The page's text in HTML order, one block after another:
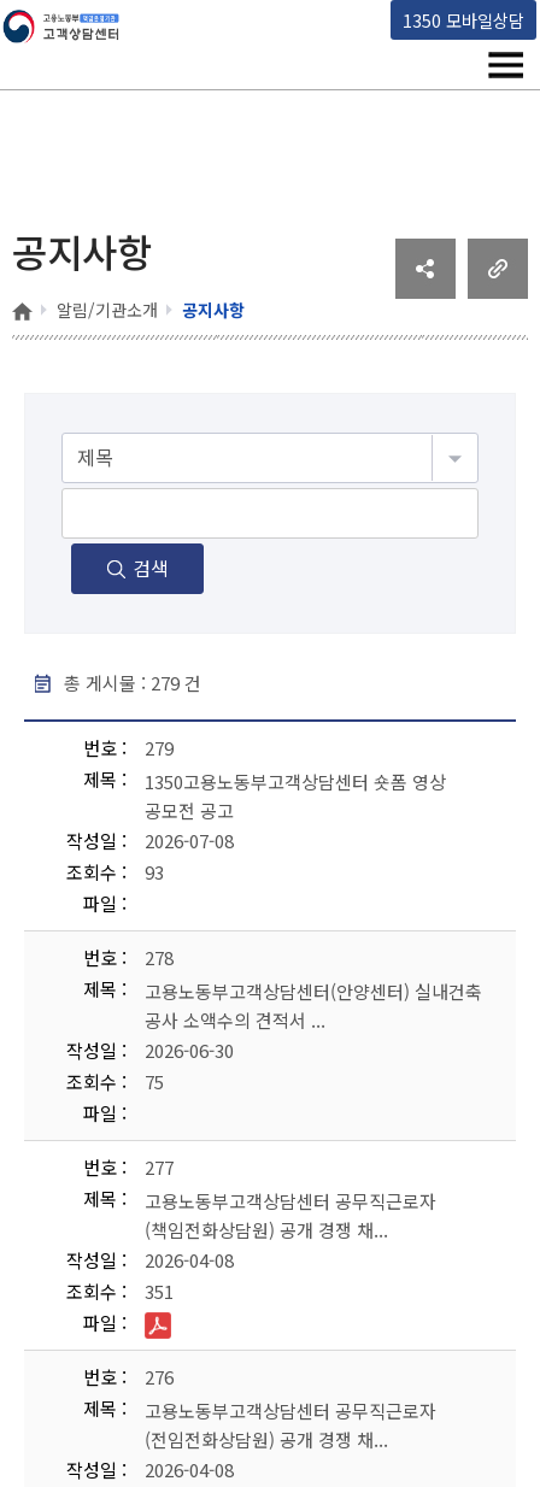
1350 모바일상담
고용노동부 책임운영기관 고객상담센터
메
공지사항
홈 알림/기관소개 공지사항
검색
총 게시물 : 279건
번호
279
제목
1350고용노동부고객상담센터 숏폼 영상
공모전 공고
작성일
2026-07-08
조회수
93
파일
번호
278
제목
고용노동부고객상담센터(안양센터) 실내건축
공사 소액수의 견적서 ...
작성일
2026-06-30
조회수
75
파일
번호
277
제목
고용노동부고객상담센터 공무직근로자
(책임전화상담원) 공개 경쟁 채...
작성일
2026-04-08
조회수
351
파일
번호
276
제목
고용노동부고객상담센터 공무직근로자
(전임전화상담원) 공개 경쟁 채...
작성일
2026-04-08